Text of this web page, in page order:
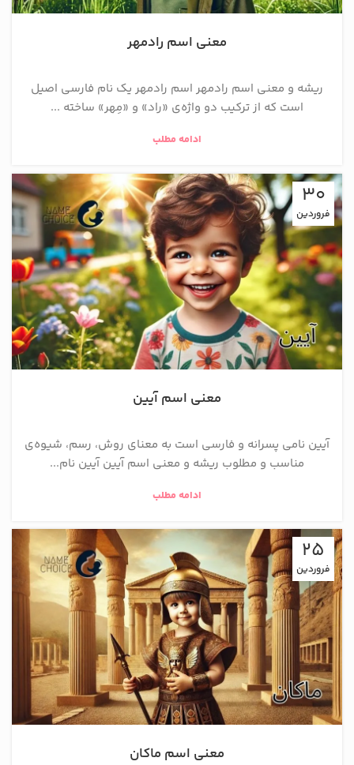
معنی اسم رادمهر
ریشه و معنی اسم رادمهر اسم رادمهر یک نام فارسی اصیل
است که از ترکیب دو واژه‌ی «راد» و «مِهر» ساخته ...
ادامه مطلب
30
فروردین
معنی اسم آیین
آیین نامی پسرانه و فارسی است به معنای روش، رسم، شيوه‌ی
مناسب و مطلوب ریشه و معنی اسم آیین آیین نام...
ادامه مطلب
25
فروردین
معنی اسم ماکان